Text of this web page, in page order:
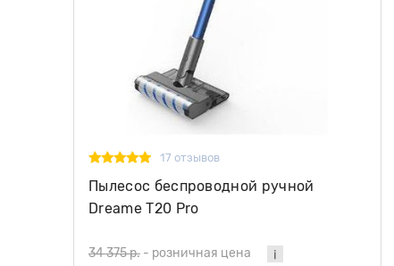
17 отзывов
Пылесос беспроводной ручной
Dreame T20 Pro
34 375 р. - розничная цена